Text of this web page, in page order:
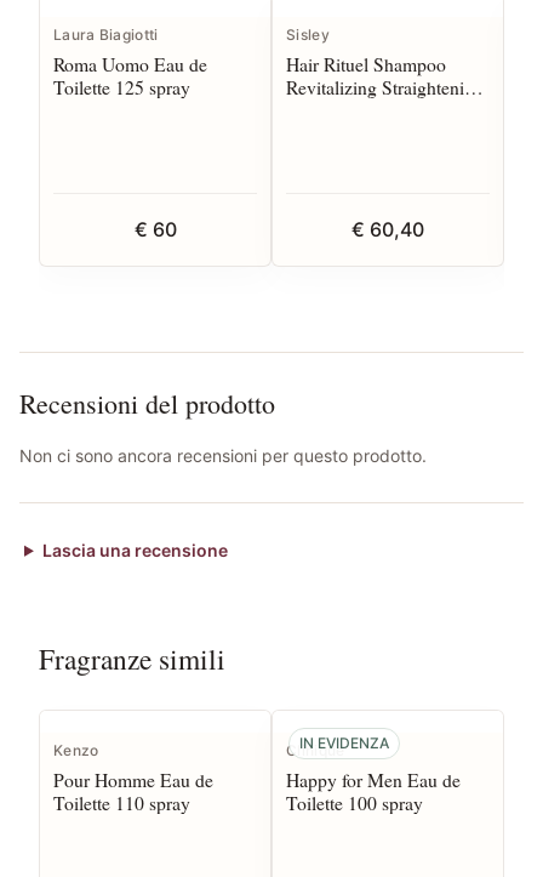
Laura Biagiotti
Roma Uomo Eau de
Toilette 125 spray
€ 60
Sisley
Hair Rituel Shampoo
Revitalizing Straightening
€ 60,40
Recensioni del prodotto
Non ci sono ancora recensioni per questo prodotto.
Lascia una recensione
Fragranze simili
Kenzo
Pour Homme Eau de
Toilette 110 spray
IN EVIDENZA
Clinique
Happy for Men Eau de
Toilette 100 spray